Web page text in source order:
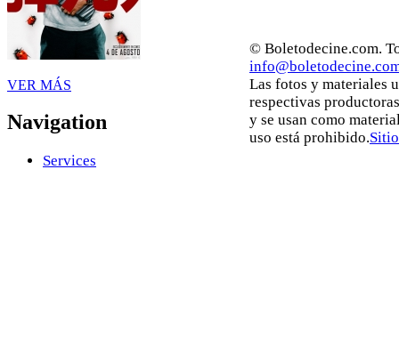
VER MÁS
Navigation
Services
© Boletodecine.com.
Las fotos y materiales
respectivas
y se usan como
uso está prohibido.